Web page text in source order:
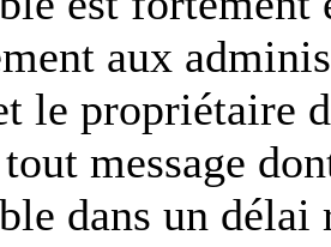
aux
le propriétaire
message
dans un